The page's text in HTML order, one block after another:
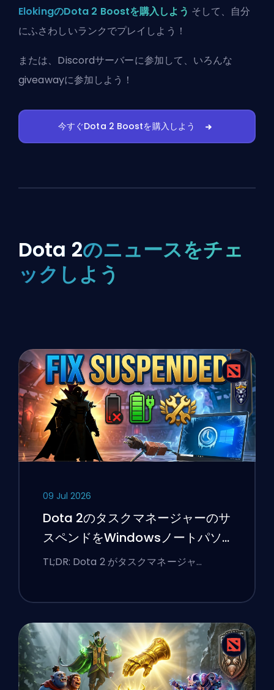
ElokingのDota 2 Boostを購入しよう そして、自分
にふさわしいランクでプレイしよう！
または、 Discordサーバーに参加して、いろんな
giveawayに参加しよう！
今すぐDota 2 Boostを購入しよう
Dota 2のニュースをチェ
ックしよう
09 Jul 2026
Dota 2のタスクマネージャーのサ
スペンドをWindowsノートパソ
コンで修正する方法
TL;DR: Dota 2 がタスクマネージャ …